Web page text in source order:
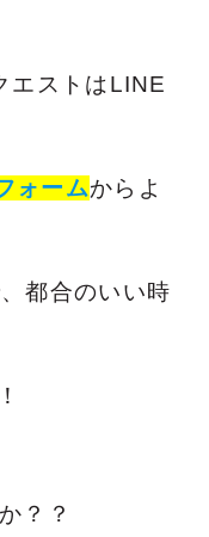
エストはLINE
ォームからよ
都合のいい時
？？